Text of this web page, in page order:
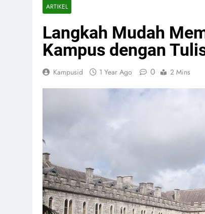
ARTIKEL
Langkah Mudah
Kampus dengan
Kampusid 1 Year Ago 0 2 Mins